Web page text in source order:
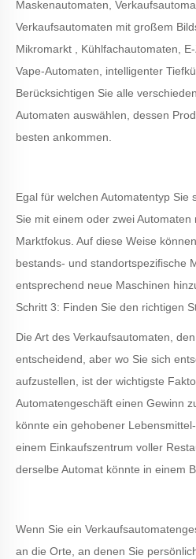
Maskenautomaten,
Verkaufsautomaten mit großem
Mikromarkt , Kühlfachautomaten,
Vape-Automaten, intelligenter
Berücksichtigen Sie alle
Automaten auswählen, dessen
besten ankommen.
Egal für welchen Automatentyp Sie
Sie mit einem oder zwei
Marktfokus. Auf diese Weise
bestands- und standortspezifische
entsprechend neue Maschinen
Schritt 3: Finden Sie den richtigen
Die Art des Verkaufsautomaten,
entscheidend, aber wo Sie sich
aufzustellen, ist der wichtigste
Automatengeschäft einen Gewinn
könnte ein gehobener
einem Einkaufszentrum voller
derselbe Automat könnte in einem
Wenn Sie ein
an die Orte, an denen Sie